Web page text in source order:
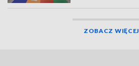
ZOBACZ WIĘCEJ